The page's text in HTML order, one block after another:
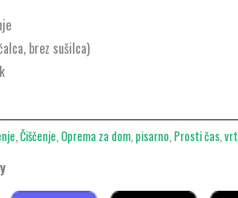
brez sušilca)
,Čiščenje,Oprema za dom,pisarno,Prosti čas,vrt